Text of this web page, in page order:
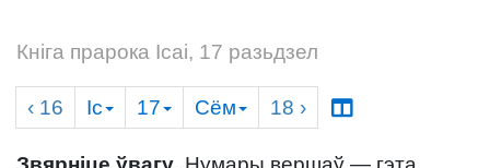
Кніга прарока Ісаі, 17 разьдзел
‹ 16 Іс 17 Сём 18 ›